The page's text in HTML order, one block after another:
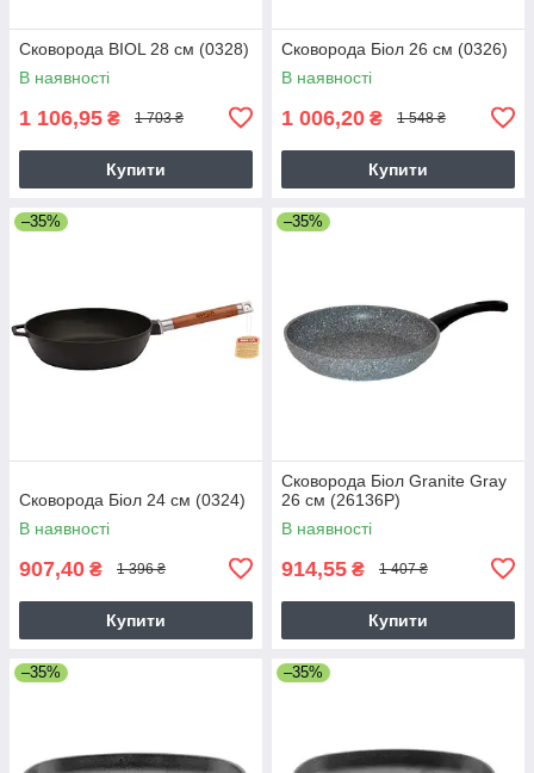
Сковорода BIOL 28 см (0328)
В наявності
1 106,95 ₴ 1 703 ₴
Купити
Сковорода Біол 26 см (0326)
В наявності
1 006,20 ₴ 1 548 ₴
Купити
–35%
Сковорода Біол 24 см (0324)
В наявності
907,40 ₴ 1 396 ₴
Купити
–35%
Сковорода Біол Granite Gray
26 см (26136Р)
В наявності
914,55 ₴ 1 407 ₴
Купити
–35% –35%